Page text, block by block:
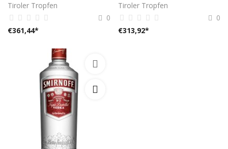
Tiroler Tropfen
0
€361,44*
Tiroler Tropfen
0
€313,92*